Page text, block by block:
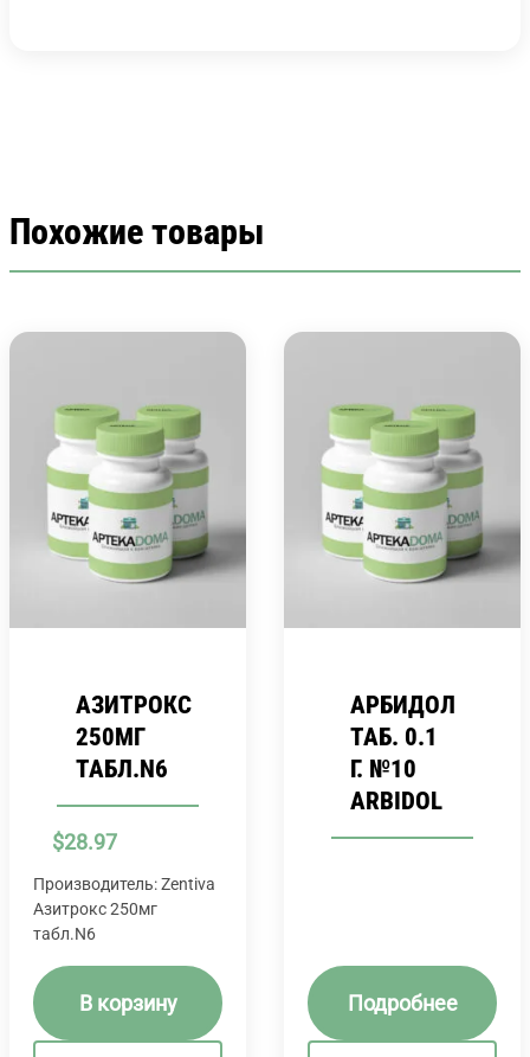
Похожие товары
АЗИТРОКС
250МГ
ТАБЛ.N6
$28.97
Производитель: Zentiva
Азитрокс 250мг
табл.N6
В корзину
АРБИДОЛ
ТАБ. 0.1
Г. №10
ARBIDOL
Подробнее